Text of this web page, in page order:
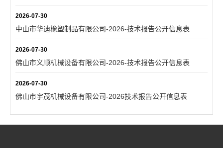
2026-07-30
中山市华迪橡塑制品有限公司-2026-技术报告公开信息表
2026-07-30
佛山市义顺机械设备有限公司-2026-技术报告公开信息表
2026-07-30
佛山市宇茂机械设备有限公司-2026技术报告公开信息表